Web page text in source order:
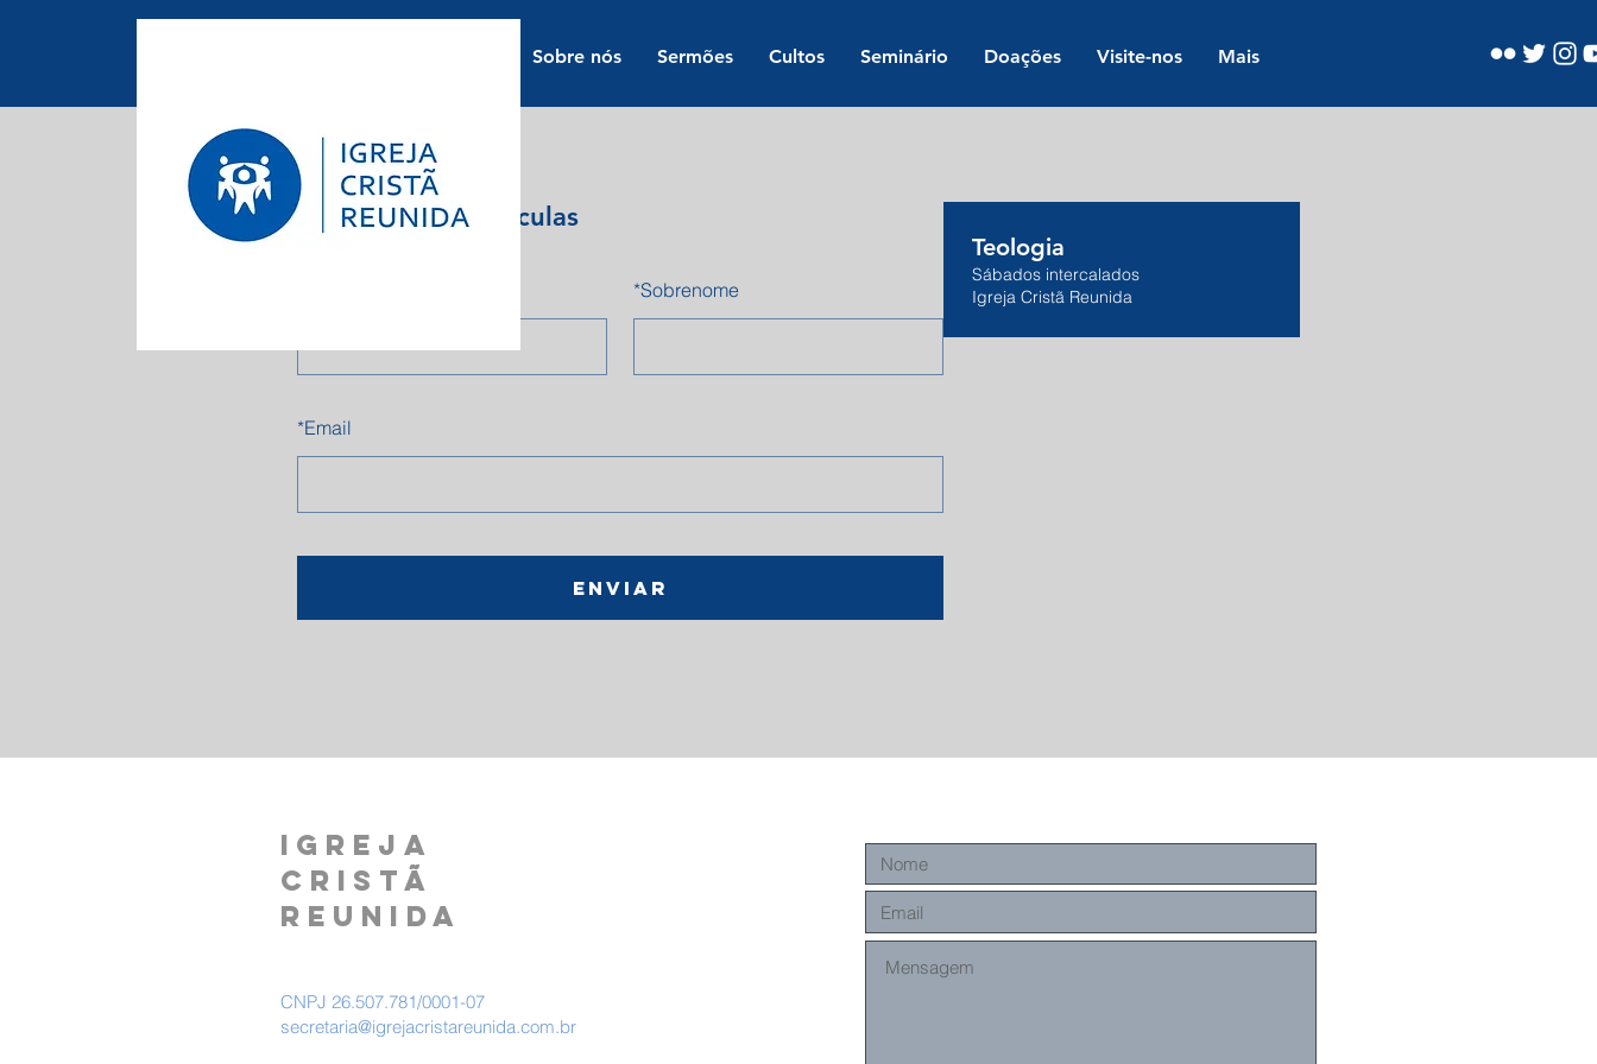
Sobre nós Sermões Cultos Seminário Doações Visite-nos Mais
Inscrições e Matrículas
*Sobrenome
*Email
ENVIAR
Teologia
Sábados intercalados
Igreja Cristã Reunida
IGREJA
CRISTÃ
REUNIDA
CNPJ 26.507.781/0001-07
secretaria@igrejacristareunida.com.br